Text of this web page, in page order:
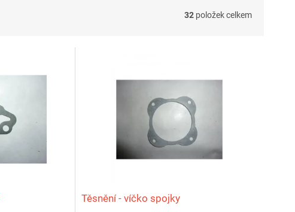
32 položek celkem
Těsnění - víčko spojky